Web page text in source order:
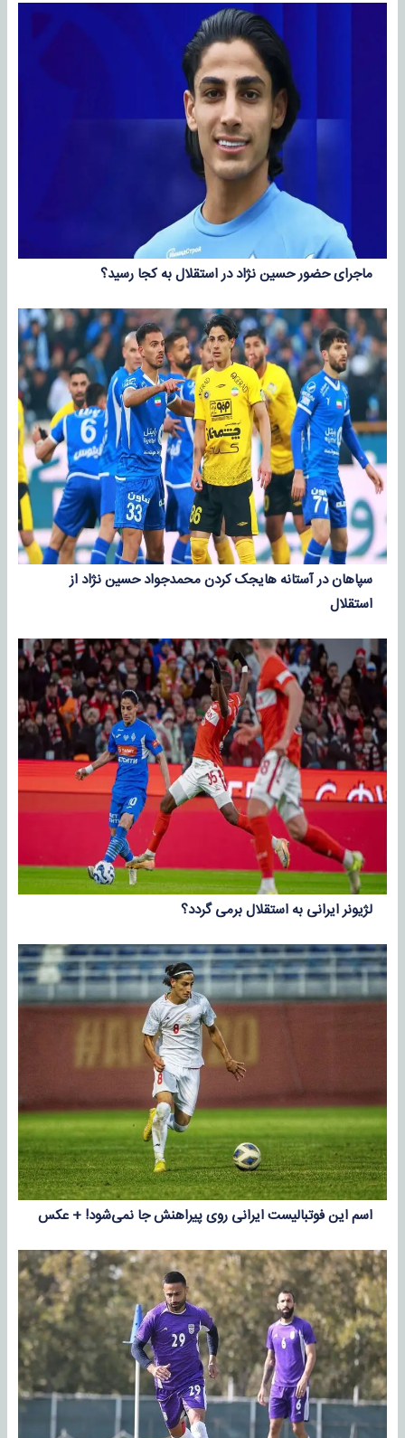
ماجرای حضور حسین نژاد در استقلال به کجا رسید؟
سپاهان در آستانه هایجک کردن محمدجواد حسین نژاد از
استقلال
لژیونر ایرانی به استقلال برمی گردد؟
اسم این فوتبالیست ایرانی روی پیراهنش جا نمی‌شود! + عکس